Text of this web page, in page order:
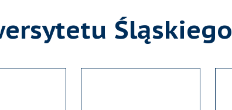
Śląskiego